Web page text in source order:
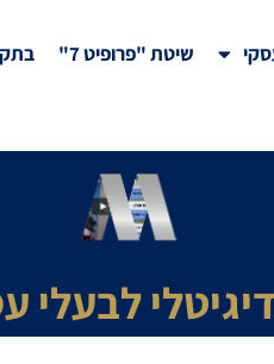
שיטת "פרופיט 7"
לבעלי